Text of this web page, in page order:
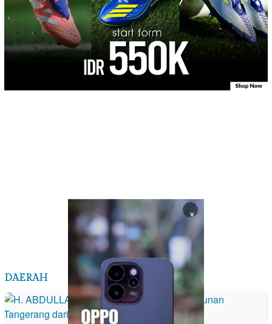
DAERAH
×